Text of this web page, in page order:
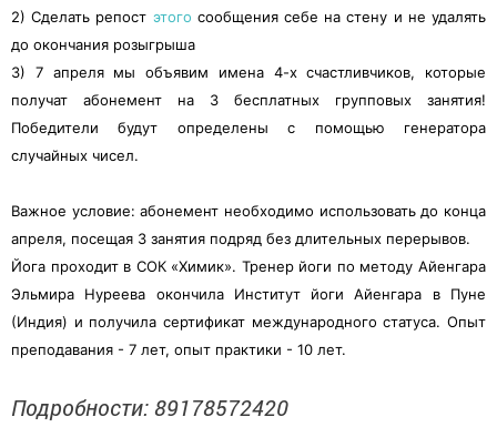
2) Сделать репост этого сообщения себе на стену и не удалять
до окончания розыгрыша
3) 7 апреля мы объявим имена 4-х счастливчиков, которые
получат абонемент на 3 бесплатных групповых занятия!
Победители будут определены с помощью генератора
случайных чисел.
Важное условие: абонемент необходимо использовать до конца
апреля, посещая 3 занятия подряд без длительных перерывов.
Йога проходит в СОК «Химик». Тренер йоги по методу Айенгара
Эльмира Нуреева окончила Институт йоги Айенгара в Пуне
(Индия) и получила сертификат международного статуса. Опыт
преподавания - 7 лет, опыт практики - 10 лет.
Подробности: 89178572420